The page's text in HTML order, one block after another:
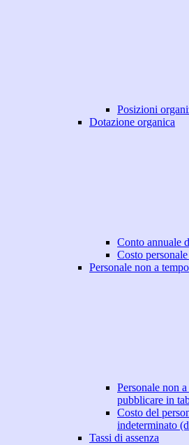
Posizioni
Dotazione organica
Conto annuale
Costo
Personale non a
Personale non
pubblicare in
Costo del
indeterminato
Tassi di assenza